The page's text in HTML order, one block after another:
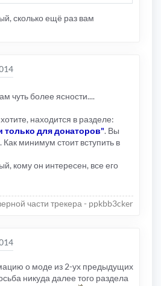
сколько ещё раз вам
чуть более ясности....
находится в разделе:
для донаторов". Вы
Как минимум стоит вступить в
кому он интересен, все его
части трекера - ppkbb3cker
о моде из 2-ух предыдущих
никуда далее того раздела